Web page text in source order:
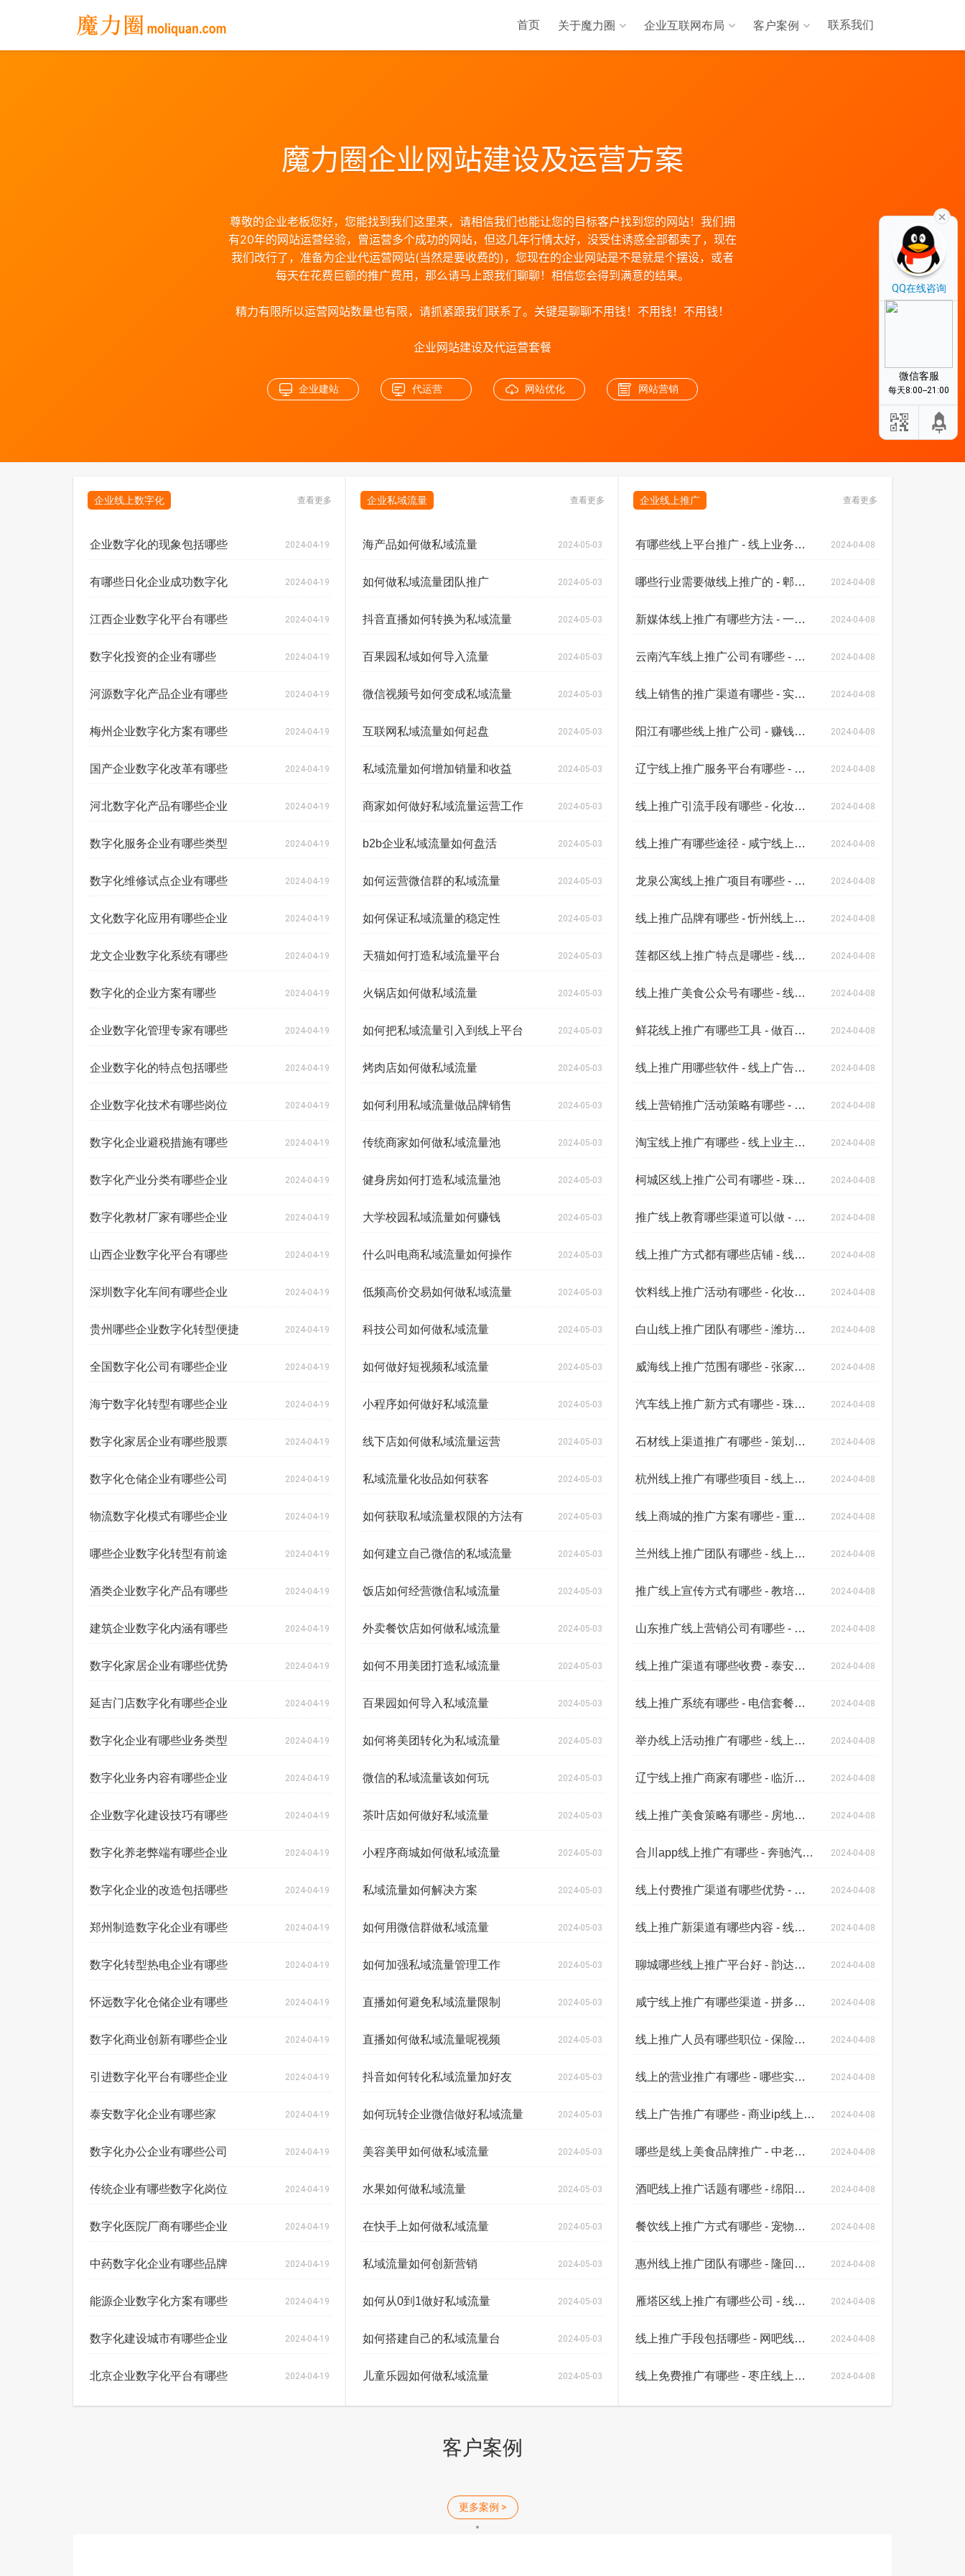
首页 关于魔力圈 企业互联网布局 客户案例 联系我们
魔力圈企业网站建设及运营方案
尊敬的企业老板您好，您能找到我们这里来，请相信我们也能让您的目标客户找到您的网站！我们拥
有20年的网站运营经验，曾运营多个成功的网站，但这几年行情太好，没受住诱惑全部都卖了，现在
我们改行了，准备为企业代运营网站(当然是要收费的)，您现在的企业网站是不是就是个摆设，或者
每天在花费巨额的推广费用，那么请马上跟我们聊聊！相信您会得到满意的结果。
精力有限所以运营网站数量也有限，请抓紧跟我们联系了。关键是聊聊不用钱！不用钱！不用钱！
企业网站建设及代运营套餐
企业建站 代运营 网站优化 网站营销
企业线上数字化 查看更多
企业数字化的现象包括哪些 2024-04-19
有哪些日化企业成功数字化 2024-04-19
江西企业数字化平台有哪些 2024-04-19
数字化投资的企业有哪些 2024-04-19
河源数字化产品企业有哪些 2024-04-19
梅州企业数字化方案有哪些 2024-04-19
国产企业数字化改革有哪些 2024-04-19
河北数字化产品有哪些企业 2024-04-19
数字化服务企业有哪些类型 2024-04-19
数字化维修试点企业有哪些 2024-04-19
文化数字化应用有哪些企业 2024-04-19
龙文企业数字化系统有哪些 2024-04-19
数字化的企业方案有哪些 2024-04-19
企业数字化管理专家有哪些 2024-04-19
企业数字化的特点包括哪些 2024-04-19
企业数字化技术有哪些岗位 2024-04-19
数字化企业避税措施有哪些 2024-04-19
数字化产业分类有哪些企业 2024-04-19
数字化教材厂家有哪些企业 2024-04-19
山西企业数字化平台有哪些 2024-04-19
深圳数字化车间有哪些企业 2024-04-19
贵州哪些企业数字化转型便捷 2024-04-19
全国数字化公司有哪些企业 2024-04-19
海宁数字化转型有哪些企业 2024-04-19
数字化家居企业有哪些股票 2024-04-19
数字化仓储企业有哪些公司 2024-04-19
物流数字化模式有哪些企业 2024-04-19
哪些企业数字化转型有前途 2024-04-19
酒类企业数字化产品有哪些 2024-04-19
建筑企业数字化内涵有哪些 2024-04-19
数字化家居企业有哪些优势 2024-04-19
延吉门店数字化有哪些企业 2024-04-19
数字化企业有哪些业务类型 2024-04-19
数字化业务内容有哪些企业 2024-04-19
企业数字化建设技巧有哪些 2024-04-19
数字化养老弊端有哪些企业 2024-04-19
数字化企业的改造包括哪些 2024-04-19
郑州制造数字化企业有哪些 2024-04-19
数字化转型热电企业有哪些 2024-04-19
怀远数字化仓储企业有哪些 2024-04-19
数字化商业创新有哪些企业 2024-04-19
引进数字化平台有哪些企业 2024-04-19
泰安数字化企业有哪些家 2024-04-19
数字化办公企业有哪些公司 2024-04-19
传统企业有哪些数字化岗位 2024-04-19
数字化医院厂商有哪些企业 2024-04-19
中药数字化企业有哪些品牌 2024-04-19
能源企业数字化方案有哪些 2024-04-19
数字化建设城市有哪些企业 2024-04-19
北京企业数字化平台有哪些 2024-04-19
企业私域流量 查看更多
海产品如何做私域流量 2024-05-03
如何做私域流量团队推广 2024-05-03
抖音直播如何转换为私域流量 2024-05-03
百果园私域如何导入流量 2024-05-03
微信视频号如何变成私域流量 2024-05-03
互联网私域流量如何起盘 2024-05-03
私域流量如何增加销量和收益 2024-05-03
商家如何做好私域流量运营工作 2024-05-03
b2b企业私域流量如何盘活 2024-05-03
如何运营微信群的私域流量 2024-05-03
如何保证私域流量的稳定性 2024-05-03
天猫如何打造私域流量平台 2024-05-03
火锅店如何做私域流量 2024-05-03
如何把私域流量引入到线上平台 2024-05-03
烤肉店如何做私域流量 2024-05-03
如何利用私域流量做品牌销售 2024-05-03
传统商家如何做私域流量池 2024-05-03
健身房如何打造私域流量池 2024-05-03
大学校园私域流量如何赚钱 2024-05-03
什么叫电商私域流量如何操作 2024-05-03
低频高价交易如何做私域流量 2024-05-03
科技公司如何做私域流量 2024-05-03
如何做好短视频私域流量 2024-05-03
小程序如何做好私域流量 2024-05-03
线下店如何做私域流量运营 2024-05-03
私域流量化妆品如何获客 2024-05-03
如何获取私域流量权限的方法有 2024-05-03
如何建立自己微信的私域流量 2024-05-03
饭店如何经营微信私域流量 2024-05-03
外卖餐饮店如何做私域流量 2024-05-03
如何不用美团打造私域流量 2024-05-03
百果园如何导入私域流量 2024-05-03
如何将美团转化为私域流量 2024-05-03
微信的私域流量该如何玩 2024-05-03
茶叶店如何做好私域流量 2024-05-03
小程序商城如何做私域流量 2024-05-03
私域流量如何解决方案 2024-05-03
如何用微信群做私域流量 2024-05-03
如何加强私域流量管理工作 2024-05-03
直播如何避免私域流量限制 2024-05-03
直播如何做私域流量呢视频 2024-05-03
抖音如何转化私域流量加好友 2024-05-03
如何玩转企业微信做好私域流量 2024-05-03
美容美甲如何做私域流量 2024-05-03
水果如何做私域流量 2024-05-03
在快手上如何做私域流量 2024-05-03
私域流量如何创新营销 2024-05-03
如何从0到1做好私域流量 2024-05-03
如何搭建自己的私域流量台 2024-05-03
儿童乐园如何做私域流量 2024-05-03
企业线上推广 查看更多
有哪些线上平台推广 - 线上业务推广运营 2024-04-08
哪些行业需要做线上推广的 - 郫都区线上 2024-04-08
新媒体线上推广有哪些方法 - 一站式线上 2024-04-08
云南汽车线上推广公司有哪些 - 艺术作品 2024-04-08
线上销售的推广渠道有哪些 - 实体店有哪 2024-04-08
阳江有哪些线上推广公司 - 赚钱渠道线上 2024-04-08
辽宁线上推广服务平台有哪些 - 线上线下 2024-04-08
线上推广引流手段有哪些 - 化妆品线上推 2024-04-08
线上推广有哪些途径 - 咸宁线上推广平台 2024-04-08
龙泉公寓线上推广项目有哪些 - 民宿线上 2024-04-08
线上推广品牌有哪些 - 忻州线上推广的方 2024-04-08
莲都区线上推广特点是哪些 - 线上推广平 2024-04-08
线上推广美食公众号有哪些 - 线上线下推 2024-04-08
鲜花线上推广有哪些工具 - 做百度线上推 2024-04-08
线上推广用哪些软件 - 线上广告推广渠道 2024-04-08
线上营销推广活动策略有哪些 - 锦江区线 2024-04-08
淘宝线上推广有哪些 - 线上业主推广活动 2024-04-08
柯城区线上推广公司有哪些 - 珠海线上线 2024-04-08
推广线上教育哪些渠道可以做 - 房地产线 2024-04-08
线上推广方式都有哪些店铺 - 线上业主推 2024-04-08
饮料线上推广活动有哪些 - 化妆品线上推 2024-04-08
白山线上推广团队有哪些 - 潍坊网络线上 2024-04-08
威海线上推广范围有哪些 - 张家口线上推 2024-04-08
汽车线上推广新方式有哪些 - 珠海线上线 2024-04-08
石材线上渠道推广有哪些 - 策划书线上推 2024-04-08
杭州线上推广有哪些项目 - 线上传奇手游 2024-04-08
线上商城的推广方案有哪些 - 重庆二手车 2024-04-08
兰州线上推广团队有哪些 - 线上渠道推广 2024-04-08
推广线上宣传方式有哪些 - 教培招生线上 2024-04-08
山东推广线上营销公司有哪些 - 源禾影视 2024-04-08
线上推广渠道有哪些收费 - 泰安推广线上 2024-04-08
线上推广系统有哪些 - 电信套餐线上推广 2024-04-08
举办线上活动推广有哪些 - 线上花店的宣 2024-04-08
辽宁线上推广商家有哪些 - 临沂推广线上 2024-04-08
线上推广美食策略有哪些 - 房地产线上推 2024-04-08
合川app线上推广有哪些 - 奔驰汽车线 2024-04-08
线上付费推广渠道有哪些优势 - 日照网络 2024-04-08
线上推广新渠道有哪些内容 - 线上线下推 2024-04-08
聊城哪些线上推广平台好 - 韵达快递线上 2024-04-08
咸宁线上推广有哪些渠道 - 拼多多线上推 2024-04-08
线上推广人员有哪些职位 - 保险线上出单 2024-04-08
线上的营业推广有哪些 - 哪些实体店需要 2024-04-08
线上广告推广有哪些 - 商业ip线上推广 2024-04-08
哪些是线上美食品牌推广 - 中老年人线上 2024-04-08
酒吧线上推广话题有哪些 - 绵阳线上推广 2024-04-08
餐饮线上推广方式有哪些 - 宠物店线上推 2024-04-08
惠州线上推广团队有哪些 - 隆回线上推广 2024-04-08
雁塔区线上推广有哪些公司 - 线上书店推 2024-04-08
线上推广手段包括哪些 - 网吧线上推广平 2024-04-08
线上免费推广有哪些 - 枣庄线上推广平台 2024-04-08
客户案例
更多案例 >
QQ在线咨询
微信客服
每天8:00--21:00